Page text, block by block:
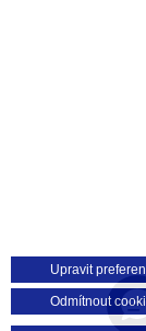
Upravit
Odmítnout